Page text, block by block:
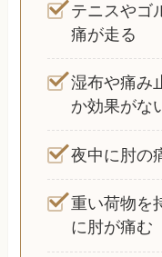
テニスやゴ
痛が走る
湿布や痛み
か効果がな
夜中に肘の
重い荷物を
に肘が痛む